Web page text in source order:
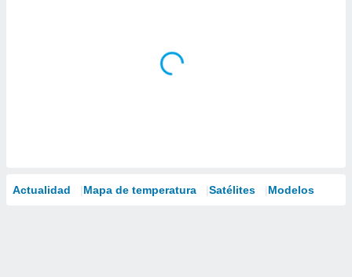
Actualidad Mapa de temperatura Satélites Modelos